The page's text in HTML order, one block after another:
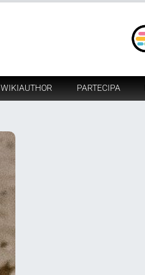
WIKIAUTHOR PARTECIPA